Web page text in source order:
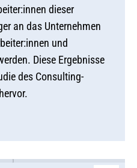
dieser
an das Unternehmen
und
Diese Ergebnisse
des Consulting-